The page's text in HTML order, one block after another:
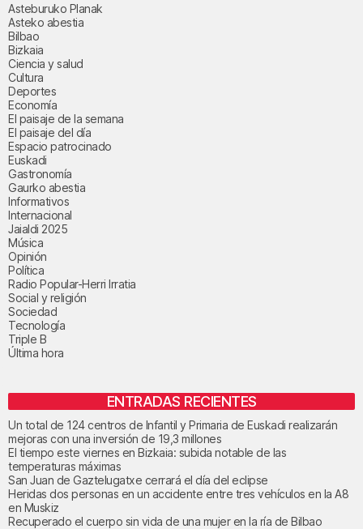
Asteburuko Planak
Asteko abestia
Bilbao
Bizkaia
Ciencia y salud
Cultura
Deportes
Economía
El paisaje de la semana
El paisaje del día
Espacio patrocinado
Euskadi
Gastronomía
Gaurko abestia
Informativos
Internacional
Jaialdi 2025
Música
Opinión
Política
Radio Popular-Herri Irratia
Social y religión
Sociedad
Tecnología
Triple B
Última hora
ENTRADAS RECIENTES
Un total de 124 centros de Infantil y Primaria de Euskadi realizarán
mejoras con una inversión de 19,3 millones
El tiempo este viernes en Bizkaia: subida notable de las
temperaturas máximas
San Juan de Gaztelugatxe cerrará el día del eclipse
Heridas dos personas en un accidente entre tres vehículos en la A8
en Muskiz
Recuperado el cuerpo sin vida de una mujer en la ría de Bilbao